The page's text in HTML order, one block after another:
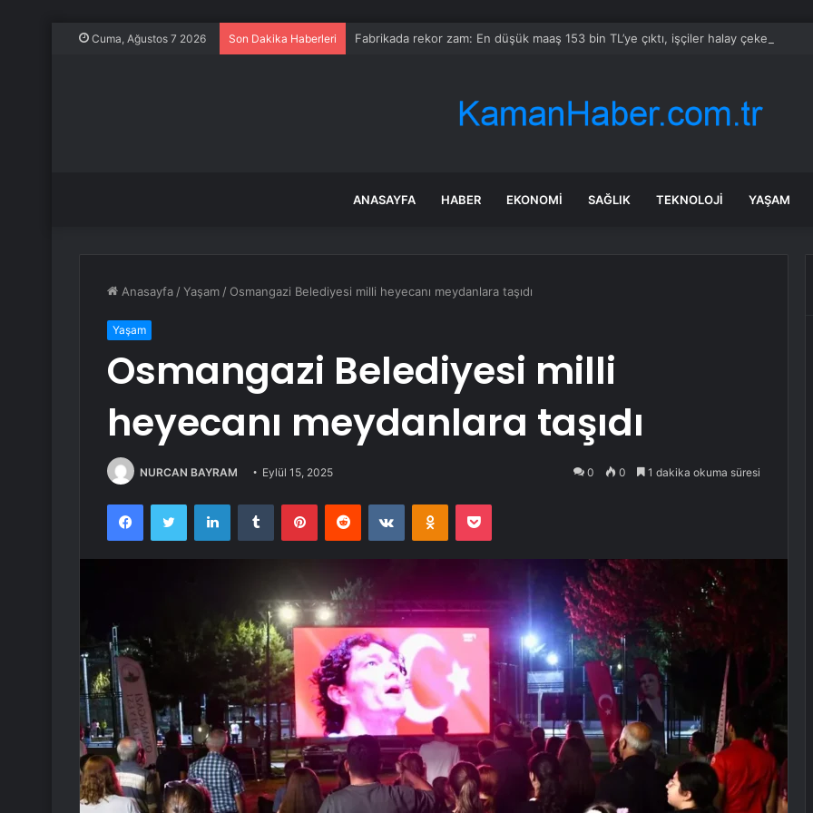
Cuma, Ağustos 7 2026 Son Dakika Haberleri Fabrikada rekor zam: En düşük maaş 153 bin TL’ye çıktı, işçiler halay çekerek
ANASAYFA HABER EKONOMI SAĞLIK TEKNOLOJI YAŞAM
Anasayfa /Yaşam / Osmangazi Belediyesi milli heyecanı meydanlara taşıdı
Yaşam
Osmangazi Belediyesi milli
heyecanı meydanlara taşıdı
NURCAN BAYRAM Eylül 15, 2025 0 0 1 dakika okuma süresi
FacebookTwitter LinkedInTumblr PinterestReddit VKontakteOdnoklassniki
Pocket